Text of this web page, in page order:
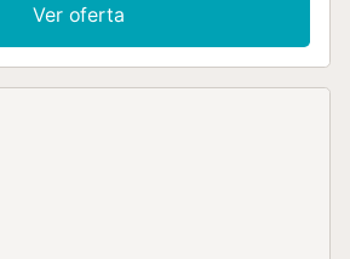
Ver oferta